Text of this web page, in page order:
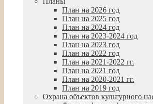
План на 2026 год
План на 2025 год
План на 2024 год
План на 2023-2024 год
План на 2023 год
План на 2022 год
План на 2021-2022 гг.
План на 2021 год
План на 2020-2021 гг.
План на 2019 год
Охрана объектов культурного